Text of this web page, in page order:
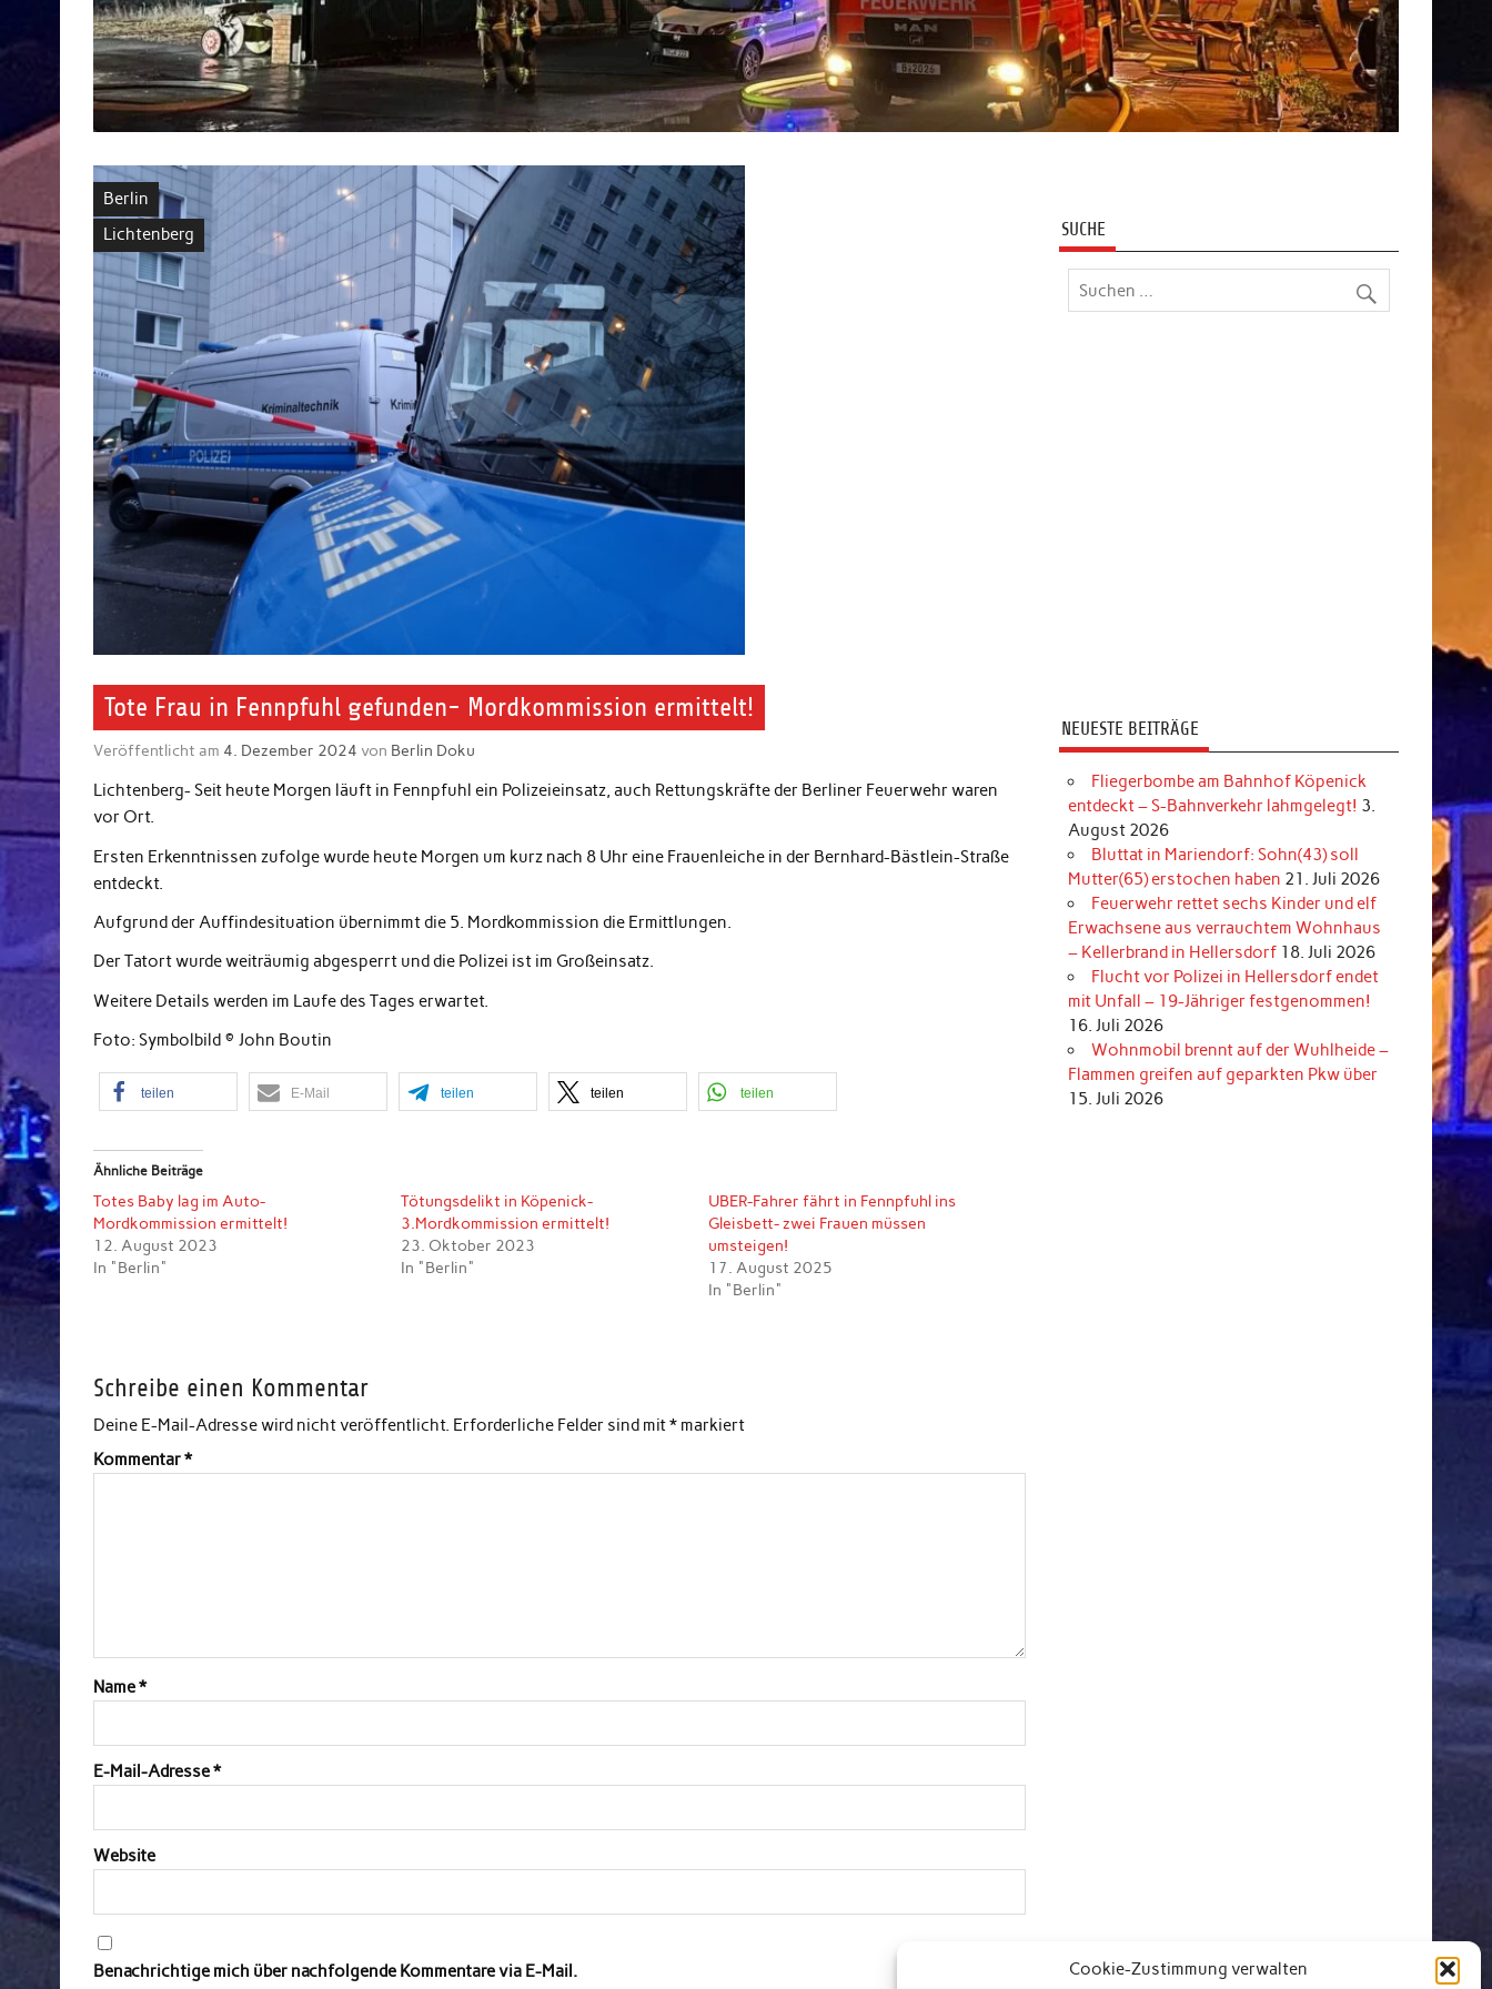
Cookie-Zustimmung verwalten
Berlin
Lichtenberg
Tote Frau in Fennpfuhl gefunden- Mordkommission ermittelt!
Veröffentlicht am 4. Dezember 2024 von Berlin Doku
Lichtenberg- Seit heute Morgen läuft in Fennpfuhl ein Polizeieinsatz, auch Rettungskräfte der Berliner Feuerwehr waren
vor Ort.
Ersten Erkenntnissen zufolge wurde heute Morgen um kurz nach 8 Uhr eine Frauenleiche in der Bernhard-Bästlein-Straße
entdeckt.
Aufgrund der Auffindesituation übernimmt die 5. Mordkommission die Ermittlungen.
Der Tatort wurde weiträumig abgesperrt und die Polizei ist im Großeinsatz.
Weitere Details werden im Laufe des Tages erwartet.
Foto: Symbolbild © John Boutin
teilen E-Mail teilen teilen teilen
Ähnliche Beiträge
Totes Baby lag im Auto-
Mordkommission ermittelt!
12. August 2023
In "Berlin"
Tötungsdelikt in Köpenick-
3.Mordkommission ermittelt!
23. Oktober 2023
In "Berlin"
UBER-Fahrer fährt in Fennpfuhl ins
Gleisbett- zwei Frauen müssen
umsteigen!
17. August 2025
In "Berlin"
Schreibe einen Kommentar
Deine E-Mail-Adresse wird nicht veröffentlicht. Erforderliche Felder sind mit* markiert
Kommentar*
Name*
E-Mail-Adresse*
Website
Benachrichtige mich über nachfolgende Kommentare via E-Mail.
SUCHE
NEUESTE BEITRÄGE
Fliegerbombe am Bahnhof Köpenick
entdeckt – S-Bahnverkehr lahmgelegt! 3.
August 2026
Bluttat in Mariendorf: Sohn(43) soll
Mutter(65) erstochen haben 21. Juli 2026
Feuerwehr rettet sechs Kinder und elf
Erwachsene aus verrauchtem Wohnhaus
– Kellerbrand in Hellersdorf 18. Juli 2026
Flucht vor Polizei in Hellersdorf endet
mit Unfall – 19-Jähriger festgenommen!
16. Juli 2026
Wohnmobil brennt auf der Wuhlheide –
Flammen greifen auf geparkten Pkw über
15. Juli 2026